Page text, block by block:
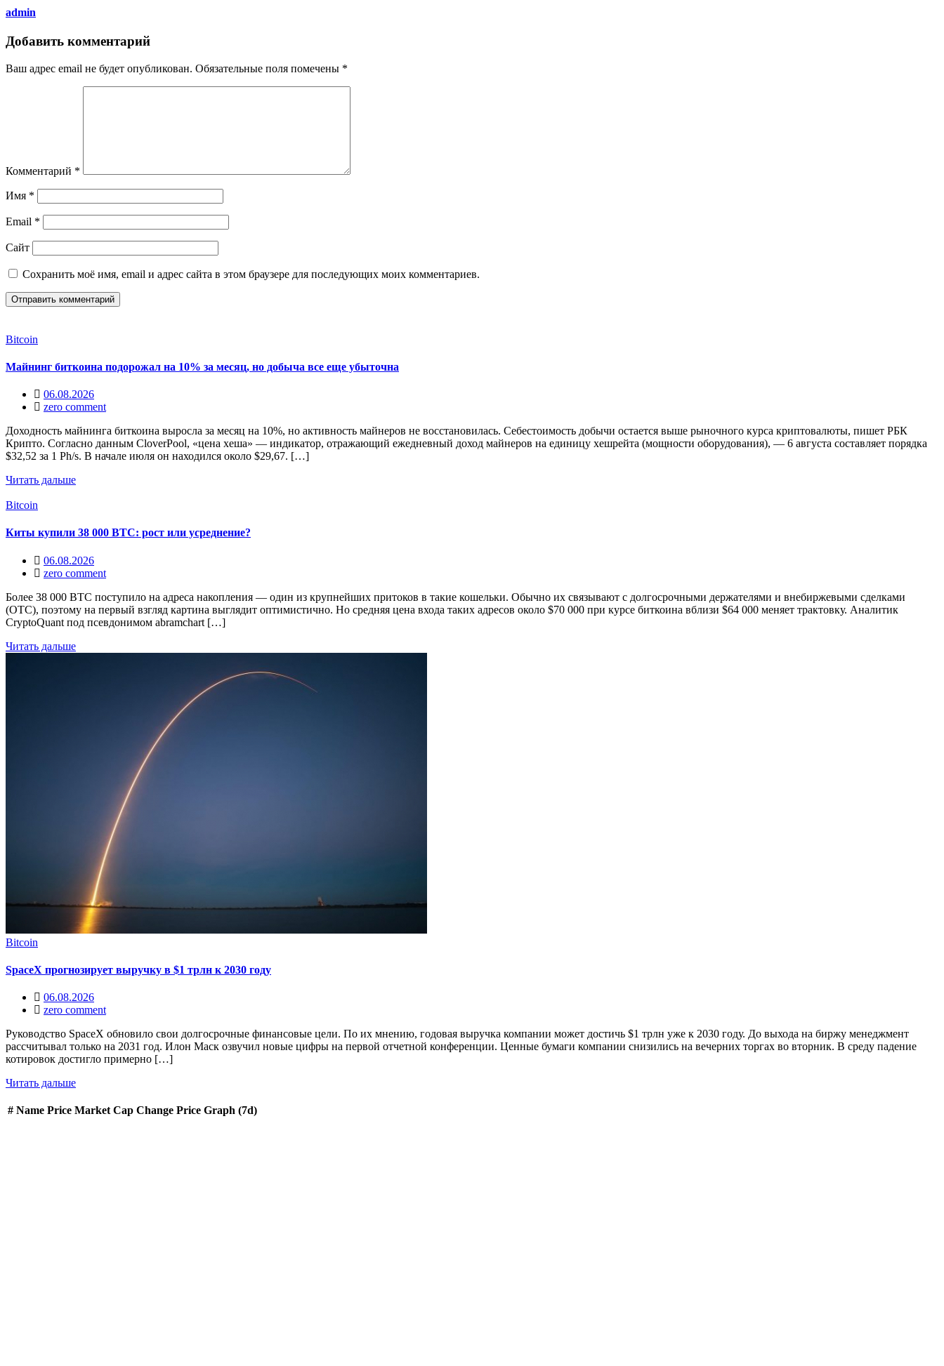
admin
Добавить комментарий
Ваш адрес email не будет опубликован. Обязательные поля помечены *
Комментарий *
Имя *
Email *
Сайт
Сохранить моё имя, email и адрес сайта в этом браузере для последующих моих комментариев.
Bitcoin
Майнинг биткоина подорожал на 10% за месяц, но добыча все еще убыточна
06.08.2026
zero comment
Доходность майнинга биткоина выросла за месяц на 10%, но активность майнеров не восстановилась. Себестоимость добычи остается выше рыночного курса криптовалюты, пишет РБК
Крипто. Согласно данным CloverPool, «цена хеша» — индикатор, отражающий ежедневный доход майнеров на единицу хешрейта (мощности оборудования), — 6 августа составляет порядка
$32,52 за 1 Ph/s. В начале июля он находился около $29,67. […]
Читать дальше
Bitcoin
Киты купили 38 000 BTC: рост или усреднение?
06.08.2026
zero comment
Более 38 000 BTC поступило на адреса накопления — один из крупнейших притоков в такие кошельки. Обычно их связывают с долгосрочными держателями и внебиржевыми сделками
(OTC), поэтому на первый взгляд картина выглядит оптимистично. Но средняя цена входа таких адресов около $70 000 при курсе биткоина вблизи $64 000 меняет трактовку. Аналитик
CryptoQuant под псевдонимом abramchart […]
Читать дальше
Bitcoin
SpaceX прогнозирует выручку в $1 трлн к 2030 году
06.08.2026
zero comment
Руководство SpaceX обновило свои долгосрочные финансовые цели. По их мнению, годовая выручка компании может достичь $1 трлн уже к 2030 году. До выхода на биржу менеджмент
рассчитывал только на 2031 год. Илон Маск озвучил новые цифры на первой отчетной конференции. Ценные бумаги компании снизились на вечерних торгах во вторник. В среду падение
котировок достигло примерно […]
Читать дальше
# Name Price Market Cap Change Price Graph (7d)